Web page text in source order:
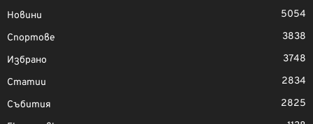
Новини
5054
Спортове
3838
Избрано
3748
Статии
2834
Събития
2825